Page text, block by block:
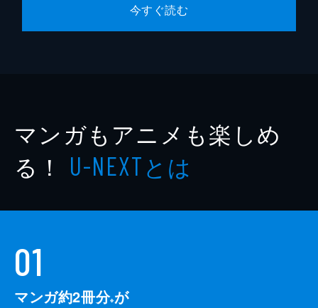
今すぐ読む
マンガもアニメも楽しめ
る！ U-NEXTとは
01
マンガ約2冊分※が